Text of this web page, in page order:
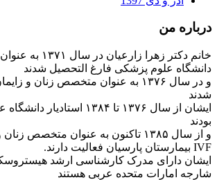
درباره من
خانم دکتر زهرا
دانشگاه علوم پزشکی فارغ التحصیل شدند
و در سال ۱۳۷۶ به عنوان متخصص زنان و
شدند
ایشان از سال ۱۳۷۶ تا ۱۳۸۴
بودند
و از سال ۱۳۸۵ تاکنون به عنوان متخصص
IVF بیمارستان پارسیان فعالیت دارند.
ایشان دارای مدرک کارشناسی ارشد
شارجه امارات متحده عربی هستند